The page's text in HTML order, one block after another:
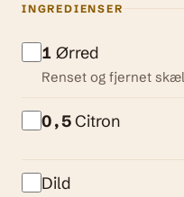
INGREDIENSER
1Ørred
Renset og fjernet skæl
0,5Citron
Dild